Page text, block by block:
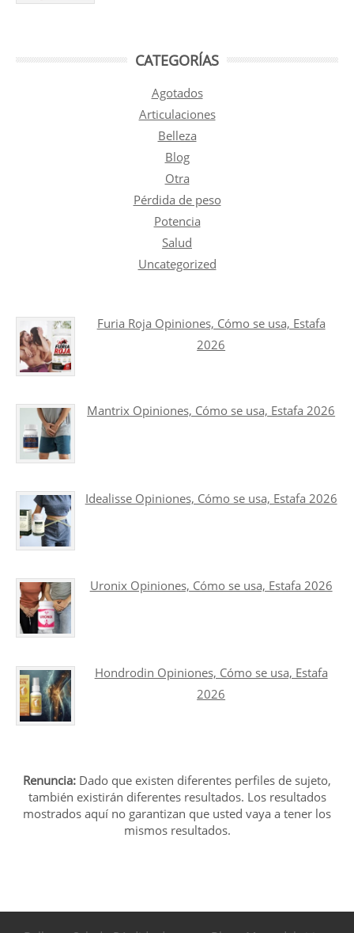
CATEGORÍAS
Agotados
Articulaciones
Belleza
Blog
Otra
Pérdida de peso
Potencia
Salud
Uncategorized
Furia Roja Opiniones, Cómo se usa, Estafa
2026
Mantrix Opiniones, Cómo se usa, Estafa 2026
Idealisse Opiniones, Cómo se usa, Estafa 2026
Uronix Opiniones, Cómo se usa, Estafa 2026
Hondrodin Opiniones, Cómo se usa, Estafa
2026
Renuncia: Dado que existen diferentes perfiles de sujeto,
también existirán diferentes resultados. Los resultados
mostrados aquí no garantizan que usted vaya a tener los
mismos resultados.